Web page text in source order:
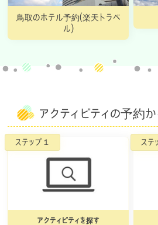
鳥取のホテル予約(楽天トラベ
ル)
アクティビティの予約
アクティビティを探す